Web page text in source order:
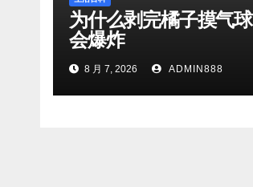
为什么剥完橘子摸气球
会爆炸
8 月 7, 2026 ADMIN888